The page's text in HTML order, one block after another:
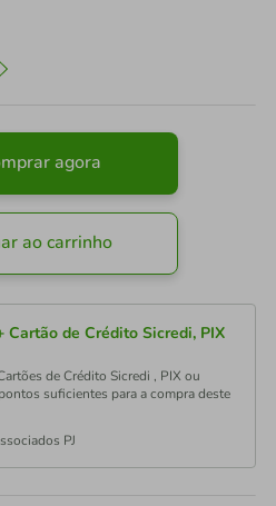
agora
ao carrinho
Cartão de Crédito Sicredi, PIX
de Crédito Sicredi , PIX ou
suficientes para a compra deste
PJ